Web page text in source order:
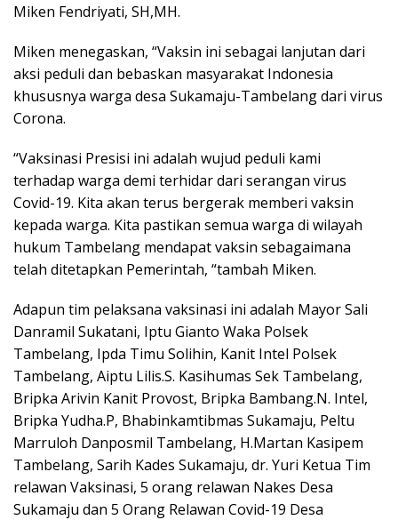
Miken Fendriyati, SH,MH.
Miken menegaskan, “Vaksin ini sebagai lanjutan dari
aksi peduli dan bebaskan masyarakat Indonesia
khususnya warga desa Sukamaju-Tambelang dari virus
Corona.
“Vaksinasi Presisi ini adalah wujud peduli kami
terhadap warga demi terhidar dari serangan virus
Covid-19. Kita akan terus bergerak memberi vaksin
kepada warga. Kita pastikan semua warga di wilayah
hukum Tambelang mendapat vaksin sebagaimana
telah ditetapkan Pemerintah, “tambah Miken.
Adapun tim pelaksana vaksinasi ini adalah Mayor Sali
Danramil Sukatani, Iptu Gianto Waka Polsek
Tambelang, Ipda Timu Solihin, Kanit Intel Polsek
Tambelang, Aiptu Lilis.S. Kasihumas Sek Tambelang,
Bripka Arivin Kanit Provost, Bripka Bambang.N. Intel,
Bripka Yudha.P, Bhabinkamtibmas Sukamaju, Peltu
Marruloh Danposmil Tambelang, H.Martan Kasipem
Tambelang, Sarih Kades Sukamaju, dr. Yuri Ketua Tim
relawan Vaksinasi, 5 orang relawan Nakes Desa
Sukamaju dan 5 Orang Relawan Covid-19 Desa